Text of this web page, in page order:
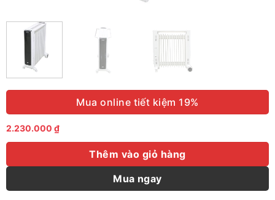
Mua online tiết kiệm 19%
2.230.000 ₫
Thêm vào giỏ hàng
Mua ngay